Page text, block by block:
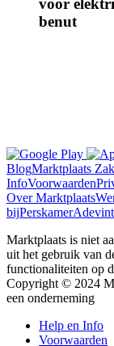
voor
benut
BlogMarktplaats
InfoVoorwaarden
Over Marktplaats
bijPerskamer
Marktplaats is niet
uit het gebruik van
functionaliteiten op
Copyright © 2024
een onderneming
Help en Info
Voorwaarden